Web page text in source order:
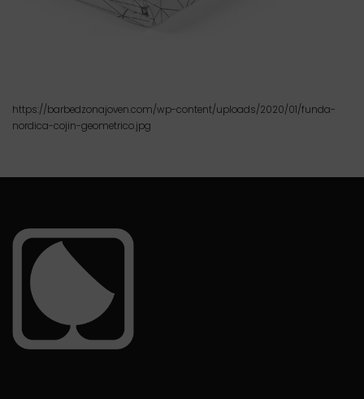
https://barbedzonajoven.com/wp-content/uploads/2020/01/funda-
nordica-cojin-geometrico.jpg